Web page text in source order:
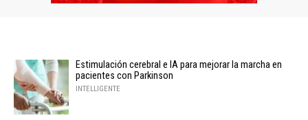
Estimulación cerebral e IA para mejorar la marcha en
pacientes con Parkinson
INTELLIGENTE